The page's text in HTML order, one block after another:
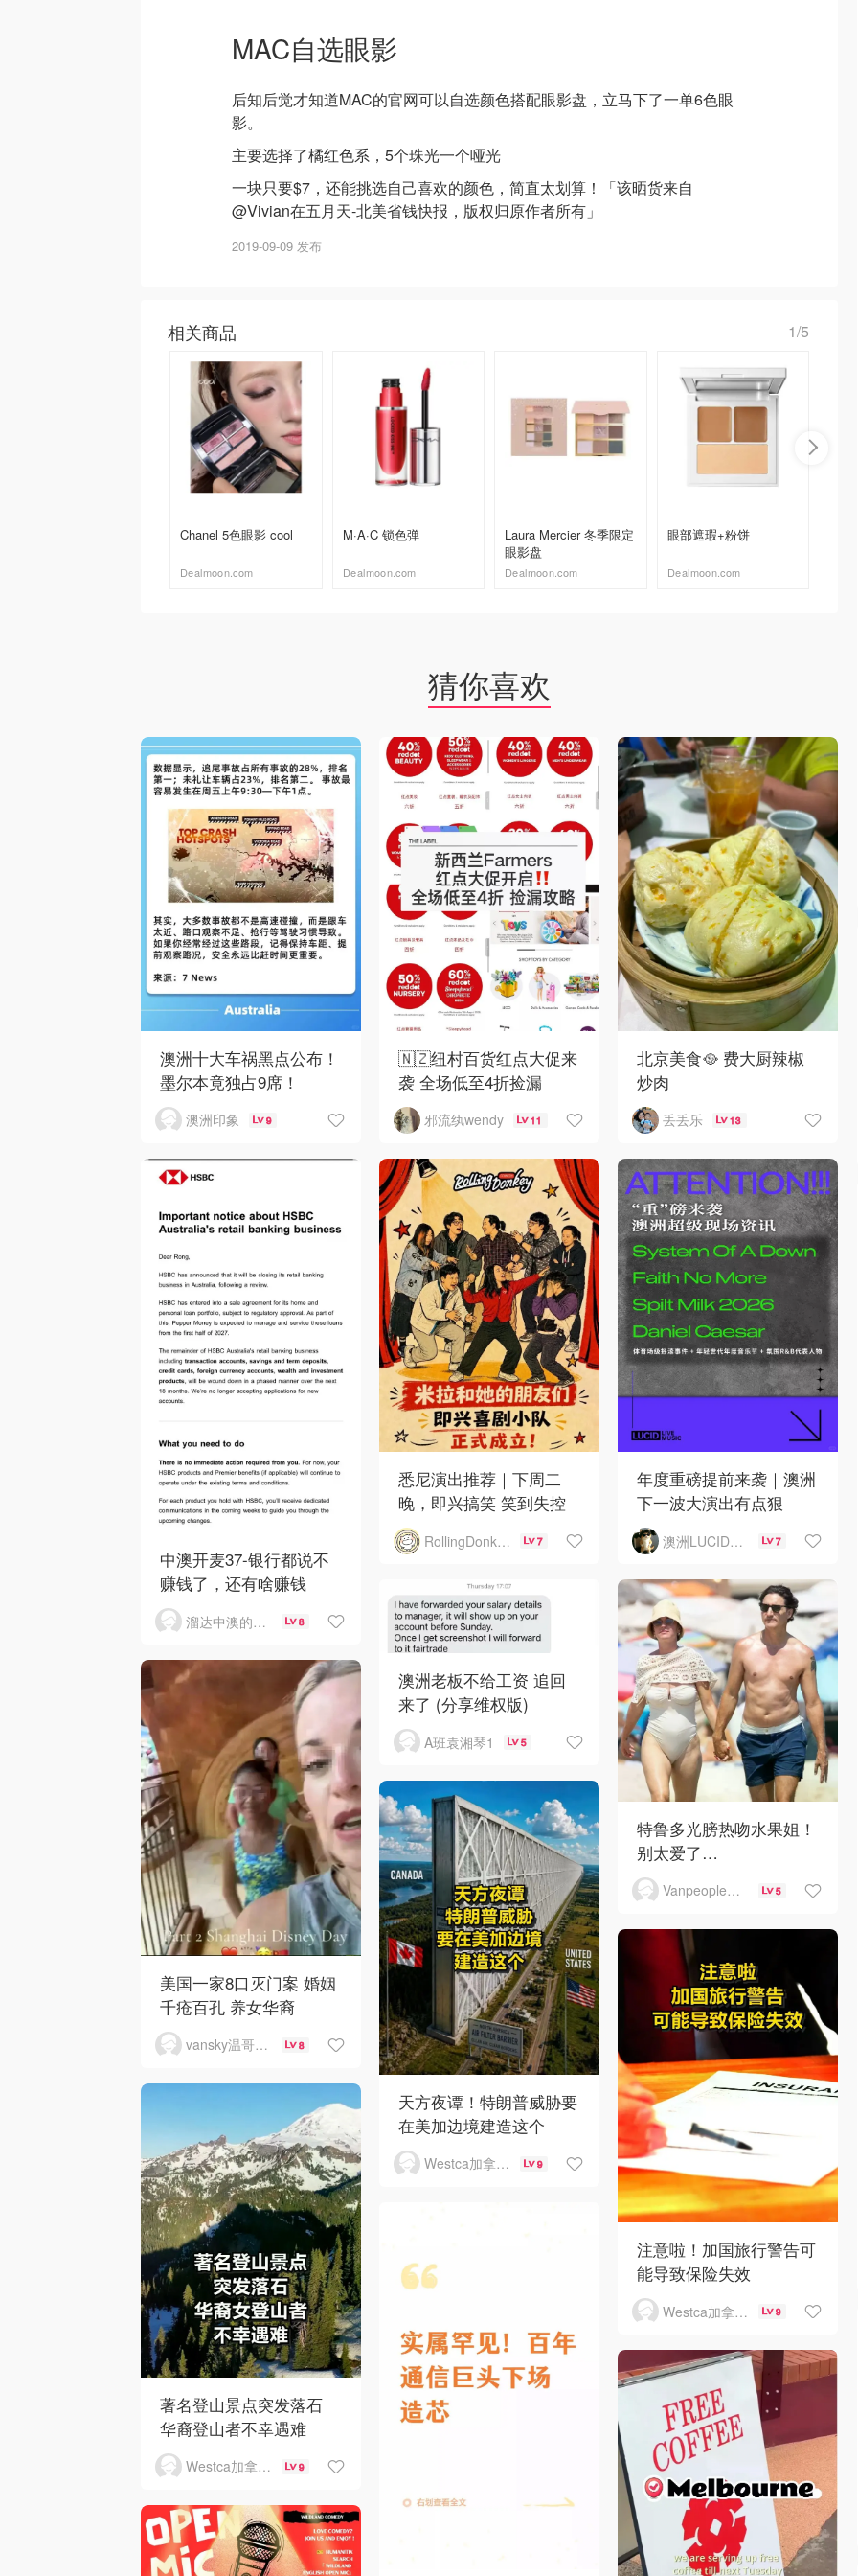
MAC自选眼影
后知后觉才知道MAC的官网可以自选颜色搭配眼影盘，立马下了一单6色眼
影。
主要选择了橘红色系，5个珠光一个哑光
一块只要$7，还能挑选自己喜欢的颜色，简直太划算！「该晒货来自
@Vivian在五月天-北美省钱快报，版权归原作者所有」
2019-09-09 发布
相关商品 1/5
Chanel 5色眼影 cool
Dealmoon.com
M·A·C 锁色弹
Dealmoon.com
Laura Mercier 冬季限定
眼影盘
Dealmoon.com
眼部遮瑕+粉饼
Dealmoon.com
猜你喜欢
澳洲十大车祸黑点公布！
墨尔本竟独占9席！
澳洲印象 9
🇳🇿纽村百货红点大促来
袭 全场低至4折捡漏
邪流纨wendy 11
北京美食🥘 费大厨辣椒
炒肉
丢丢乐 13
中澳开麦37-银行都说不
赚钱了，还有啥赚钱
溜达中澳的王公子 8
悉尼演出推荐｜下周二
晚，即兴搞笑 笑到失控
RollingDonkey 7
年度重磅提前来袭｜澳洲
下一波大演出有点狠
澳洲LUCID音乐演出 7
澳洲老板不给工资 追回
来了 (分享维权版)
A班袁湘琴1 5
特鲁多光膀热吻水果姐！
别太爱了…
Vanpeople人在温哥华 5
美国一家8口灭门案 婚姻
千疮百孔 养女华裔
vansky温哥华天空 8
天方夜谭！特朗普威胁要
在美加边境建造这个
Westca加拿大生活 9
注意啦！加国旅行警告可
能导致保险失效
Westca加拿大生活 9
著名登山景点突发落石
华裔登山者不幸遇难
Westca加拿大生活 9